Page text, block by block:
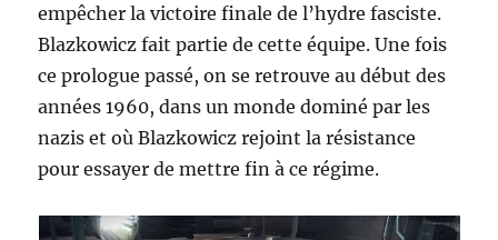
empêcher la victoire finale de l’hydre fasciste.
Blazkowicz fait partie de cette équipe. Une fois
ce prologue passé, on se retrouve au début des
années 1960, dans un monde dominé par les
nazis et où Blazkowicz rejoint la résistance
pour essayer de mettre fin à ce régime.